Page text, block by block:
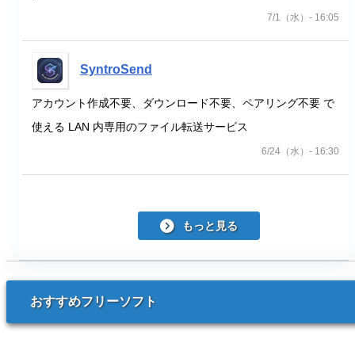
7/1（水）- 16:05
SyntroSend
アカウント作成不要、ダウンロード不要、ペアリング不要 で
使える LAN 内専用のファイル転送サービス
6/24（水）- 16:30
もっと見る
おすすめフリーソフト